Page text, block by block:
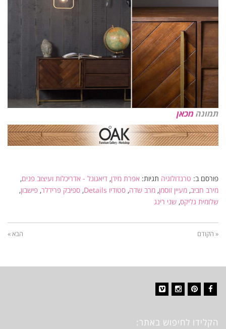
תמונהמכאן
פורסם ב: טרנדולוגיה תגיות: אפרת מידן, דיאגונל - אדריכלות ועיצוב פנים,
מירב חביב, מעיין זוסמן, מרב שדה, סטודיו Details , ספיבק פרידלר, פישבון,
שלומית גליקס, שני רינג
« הקודם הבא »
הקלידו לחיפוש באתר: